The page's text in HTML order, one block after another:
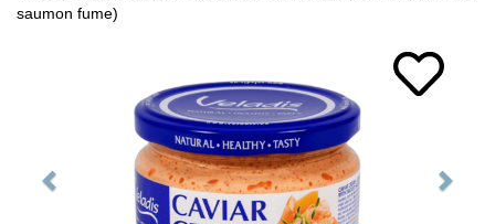
saumon fume)